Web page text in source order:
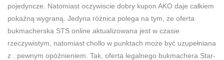
pojedyncze. Natomiast oczywiscie dobry kupon AKO daje całkiem
pokaźną wygraną. Jedyna różnica polega na tym, że oferta
bukmacherska STS online aktualizowana jest w czasie
rzeczywistym, natomiast chollo w punktach może być uzupełniana
z . pewnym opóźnieniem. Tak, oferta legalnego bukmachera Star-